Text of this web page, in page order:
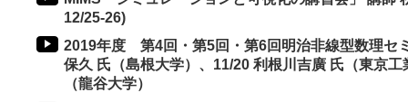
12/25-26)
2019年度 第4回・第5回・第6回明治非線型数理セ
保久 氏（島根大学）、11/20 利根川吉廣 氏（東京
（龍谷大学）